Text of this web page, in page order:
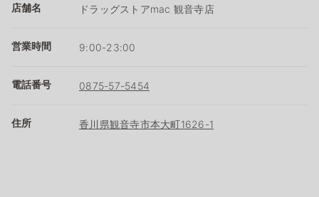
店舗名 ドラッグストアmac 観音寺店
営業時間 9:00-23:00
電話番号 0875-57-5454
住所 香川県観音寺市本大町1626-1